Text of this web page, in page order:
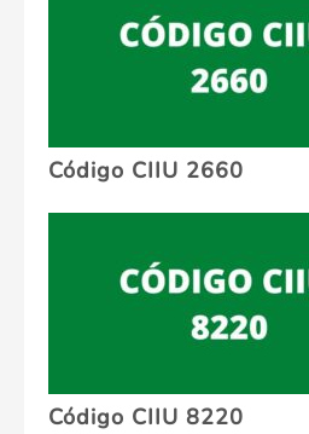
Código CIIU 2660
Código CIIU 8220